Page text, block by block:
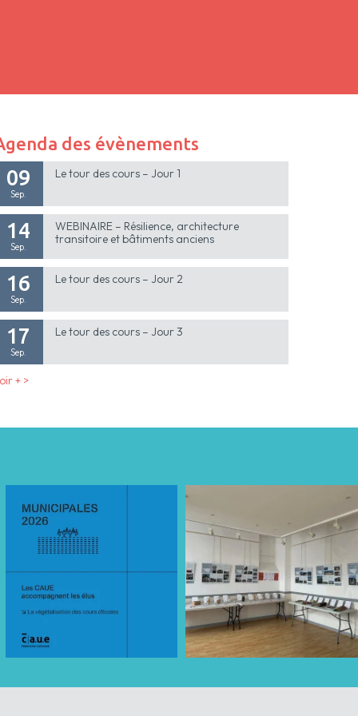
des évènements
09
Sep.
Le tour des cours – Jour 1
14
Sep.
WEBINAIRE – Résilience, architecture
transitoire et bâtiments anciens
16
Sep.
Le tour des cours – Jour 2
17
Sep.
Le tour des cours – Jour 3
+ >